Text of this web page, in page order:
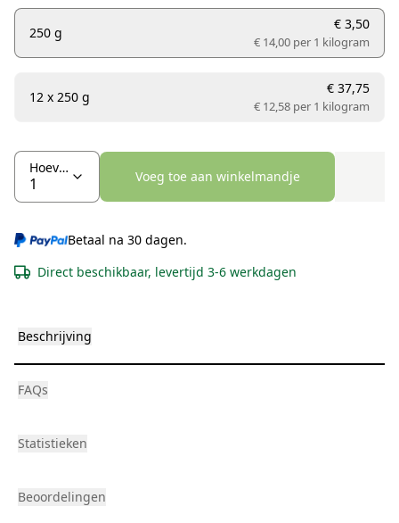
250 g
€ 3,50
€ 14,00 per 1 kilogram
12 x 250 g
€ 37,75
€ 12,58 per 1 kilogram
Hoeveelheid
Voeg toe aan winkelmandje
Betaal na 30 dagen.
Direct beschikbaar, levertijd 3-6 werkdagen
Beschrijving
FAQs
Statistieken
Beoordelingen